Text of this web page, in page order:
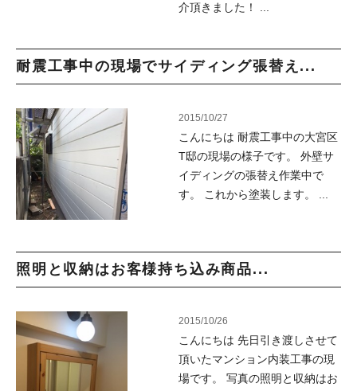
介頂きました！ ...
耐震工事中の現場でサイディング張替え...
2015/10/27
こんにちは 耐震工事中の大宮区
T邸の現場の様子です。 外壁サ
イディングの張替え作業中で
す。 これから塗装します。 ...
照明と収納はお客様持ち込み商品...
2015/10/26
こんにちは 先日引き渡しさせて
頂いたマンション内装工事の現
場です。 写真の照明と収納はお